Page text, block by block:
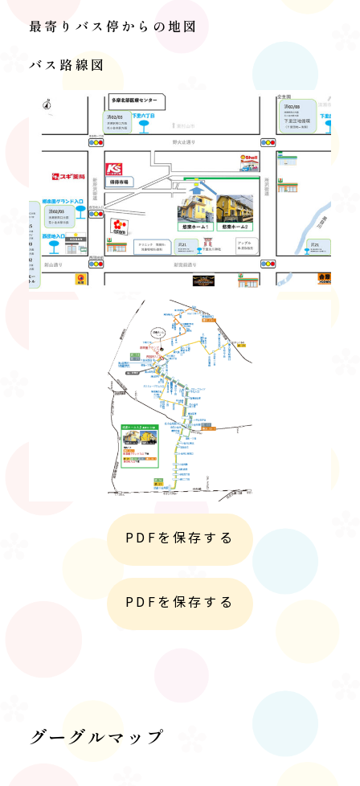
最寄りバス停からの地図
バス路線図
PDFを保存する
PDFを保存する
グーグルマップ